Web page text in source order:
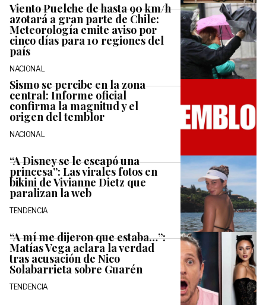
Viento Puelche de hasta 90 km/h
azotará a gran parte de Chile:
Meteorología emite aviso por
cinco días para 10 regiones del
país
NACIONAL
Sismo se percibe en la zona
central: Informe oficial
confirma la magnitud y el
origen del temblor
NACIONAL
“A Disney se le escapó una
princesa”: Las virales fotos en
bikini de Vivianne Dietz que
paralizan la web
TENDENCIA
“A mí me dijeron que estaba…”:
Matías Vega aclara la verdad
tras acusación de Nico
Solabarrieta sobre Guarén
TENDENCIA